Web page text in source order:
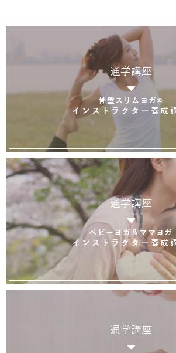
通学講座
骨盤スリムヨガ®
インストラクター養成
通学講座
ベビーヨガ＆ママヨガ
インストラクター養成
通学講座